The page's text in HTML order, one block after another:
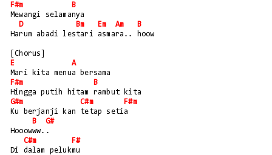
F#m
B
Mewangi selamanya
D
Bm Em Am
B
Harum abadi lestari asmara.. hoow
[Chorus]
E
A
Mari kita menua bersama
F#m
B
Hingga putih hitam rambut kita
G#m
C#m
F#m
Ku berjanji kan tetap setia
B
G#
Hooowww..
C#m
F#
Di dalam pelukmu